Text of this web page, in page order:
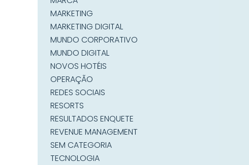
MARKETING
MARKETING DIGITAL
MUNDO CORPORATIVO
MUNDO DIGITAL
NOVOS HOTÉIS
OPERAÇÃO
REDES SOCIAIS
RESORTS
RESULTADOS ENQUETE
REVENUE MANAGEMENT
SEM CATEGORIA
TECNOLOGIA